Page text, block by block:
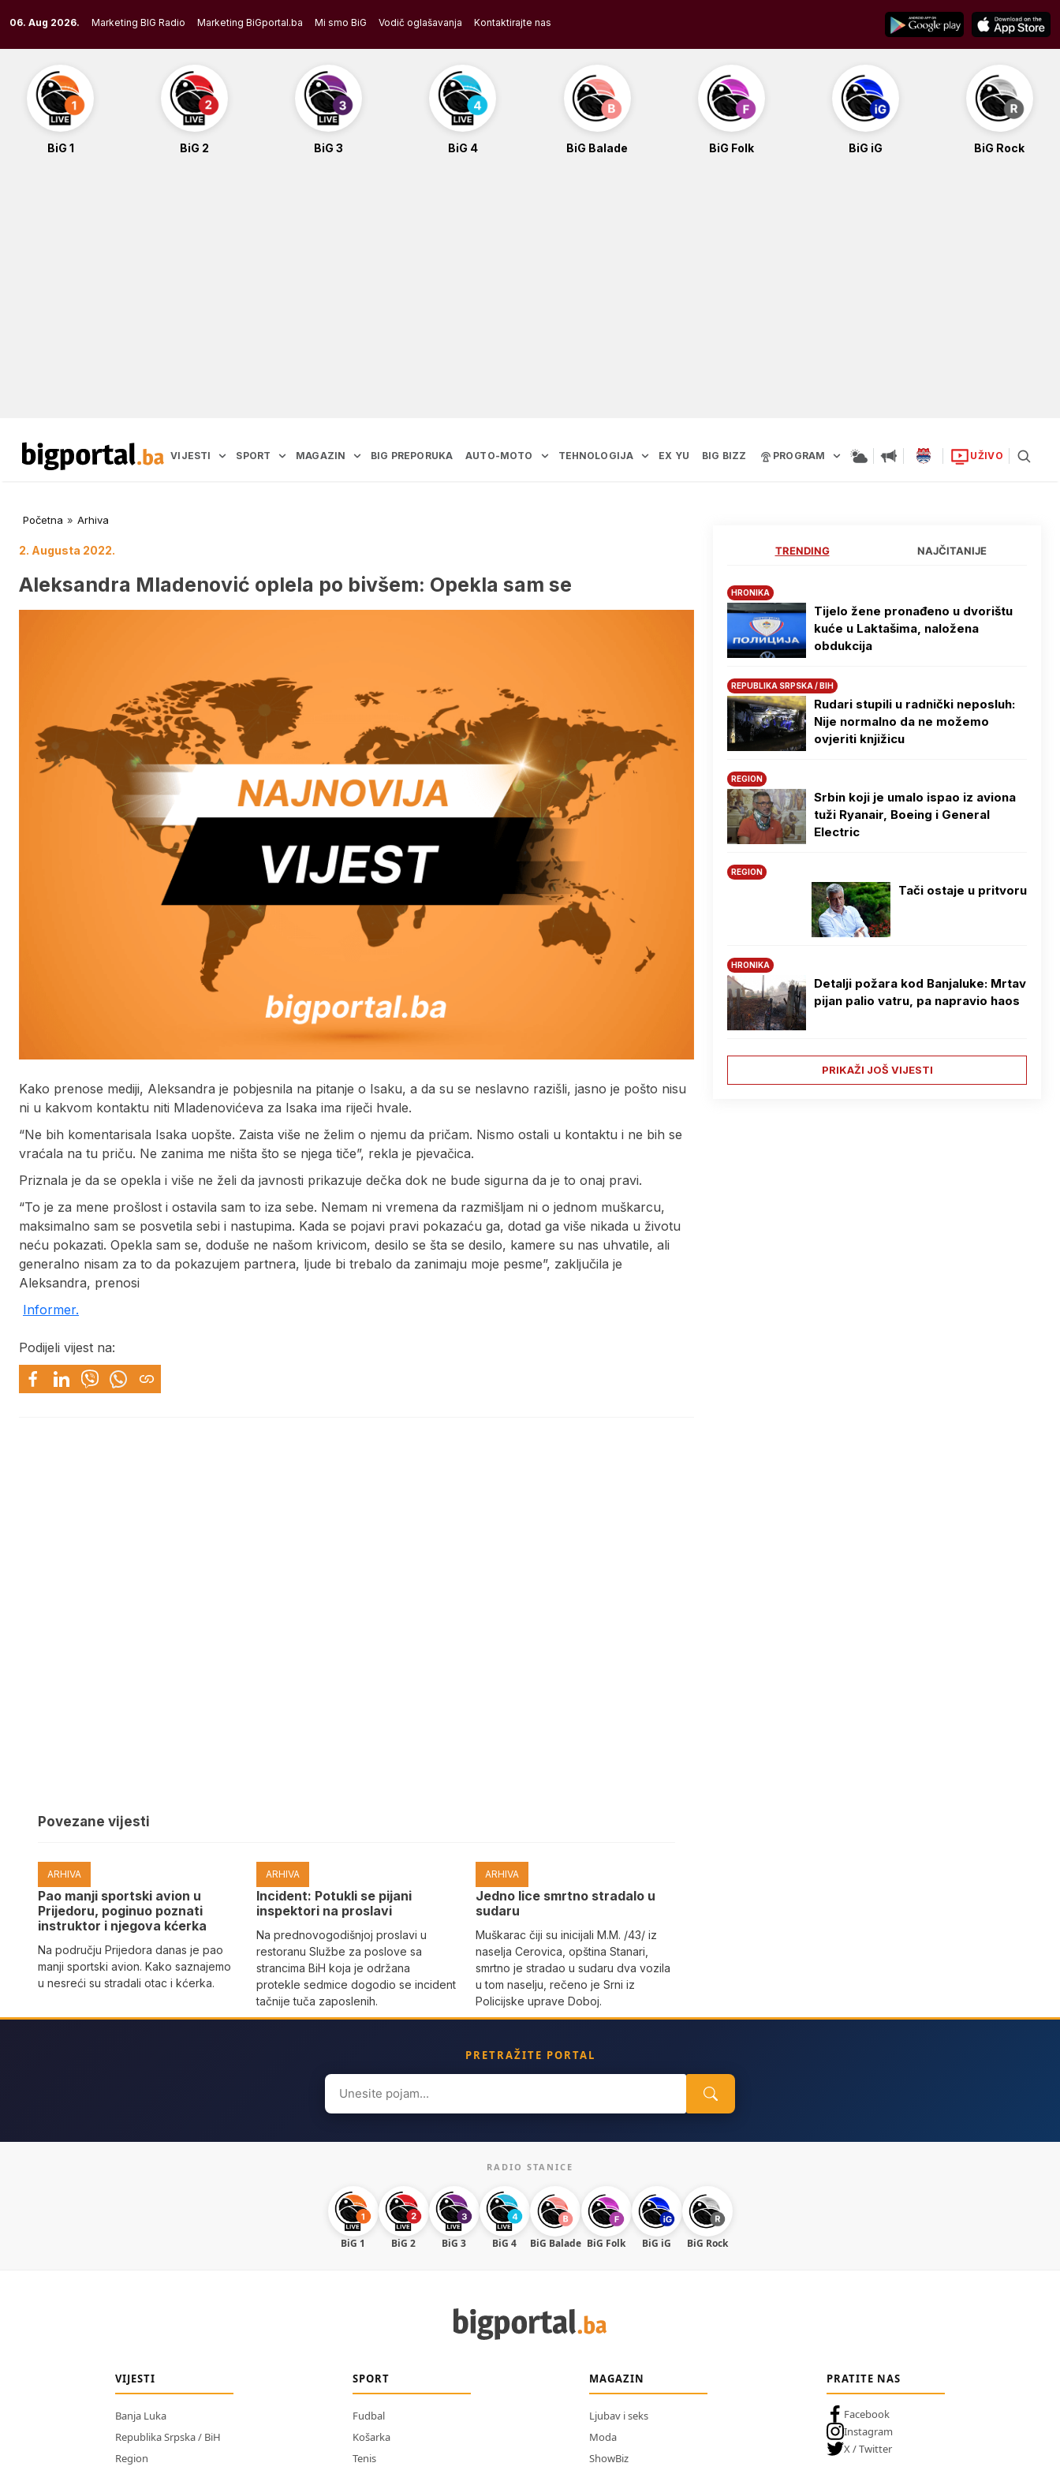
to
content
06. Aug 2026. Marketing BIG Radio Marketing BiGportal.ba Mi smo BiG Vodič oglašavanja Kontaktirajte nas
BiG 1 BiG 2 BiG 3 BiG 4 BiG Balade BiG Folk BiG iG BiG Rock
VIJESTI SPORT MAGAZIN BIG PREPORUKA AUTO-MOTO TEHNOLOGIJA EX YU BIG BIZZ PROGRAM UŽIVO
Početna » Arhiva
2. Augusta 2022.
Aleksandra Mladenović oplela po bivšem: Opekla sam se
Kako prenose mediji, Aleksandra je pobjesnila na pitanje o Isaku, a da su se neslavno razišli, jasno je pošto nisu
ni u kakvom kontaktu niti Mladenovićeva za Isaka ima riječi hvale.
“Ne bih komentarisala Isaka uopšte. Zaista više ne želim o njemu da pričam. Nismo ostali u kontaktu i ne bih se
vraćala na tu priču. Ne zanima me ništa što se njega tiče”, rekla je pjevačica.
Priznala je da se opekla i više ne želi da javnosti prikazuje dečka dok ne bude sigurna da je to onaj pravi.
“To je za mene prošlost i ostavila sam to iza sebe. Nemam ni vremena da razmišljam ni o jednom muškarcu,
maksimalno sam se posvetila sebi i nastupima. Kada se pojavi pravi pokazaću ga, dotad ga više nikada u životu
neću pokazati. Opekla sam se, doduše ne našom krivicom, desilo se šta se desilo, kamere su nas uhvatile, ali
generalno nisam za to da pokazujem partnera, ljude bi trebalo da zanimaju moje pesme”, zaključila je
Aleksandra, prenosi
Informer.
Podijeli vijest na:
Povezane vijesti
ARHIVA
Pao manji sportski avion u
Prijedoru, poginuo poznati
instruktor i njegova kćerka
Na području Prijedora danas je pao
manji sportski avion. Kako saznajemo
u nesreći su stradali otac i kćerka.
ARHIVA
Incident: Potukli se pijani
inspektori na proslavi
Na prednovogodišnjoj proslavi u
restoranu Službe za poslove sa
strancima BiH koja je održana
protekle sedmice dogodio se incident
tačnije tuča zaposlenih.
ARHIVA
Јedno lice smrtno stradalo u
sudaru
Muškarac čiji su inicijali M.M. /43/ iz
naselja Cerovica, opština Stanari,
smrtno je stradao u sudaru dva vozila
u tom naselju, rečeno je Srni iz
Policijske uprave Doboj.
TRENDING NAJČITANIJE
HRONIKA
Tijelo žene pronađeno u dvorištu
kuće u Laktašima, naložena
obdukcija
REPUBLIKA SRPSKA / BIH
Rudari stupili u radnički neposluh:
Nije normalno da ne možemo
ovjeriti knjižicu
REGION
Srbin koji je umalo ispao iz aviona
tuži Ryanair, Boeing i General
Electric
REGION
Tači ostaje u pritvoru
HRONIKA
Detalji požara kod Banjaluke: Mrtav
pijan palio vatru, pa napravio haos
PRIKAŽI JOŠ VIJESTI
PRETRAŽITE PORTAL
Search
for:
RADIO STANICE
BiG 1 BiG 2 BiG 3 BiG 4 BiG Balade BiG Folk BiG iG BiG Rock
VIJESTI
Banja Luka
Republika Srpska / BiH
Region
SPORT
Fudbal
Košarka
Tenis
MAGAZIN
Ljubav i seks
Moda
ShowBiz
PRATITE NAS
Facebook
Instagram
X / Twitter